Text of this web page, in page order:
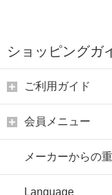
ショッピングガ
ご利用ガイド
会員メニュー
メーカーからの
Language